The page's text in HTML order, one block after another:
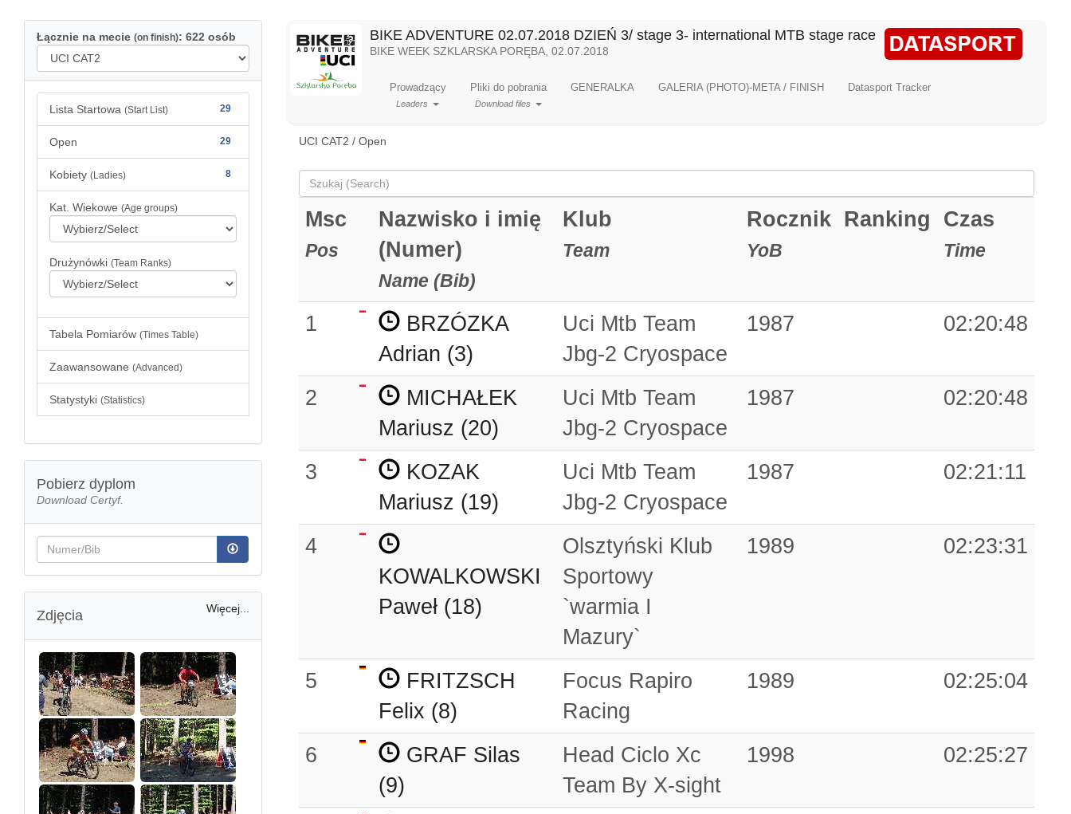
Łącznie na mecie (on finish): 622 osób
Lista Startowa (Start List) 29
Open 29
Kobiety (Ladies) 8
Kat. Wiekowe (Age groups)
Drużynówki (Team Ranks)
Tabela Pomiarów (Times Table)
Zaawansowane (Advanced)
Statystyki (Statistics)
Pobierz dyplom
Download Certyf.
Więcej...
Zdjęcia
BIKE ADVENTURE 02.07.2018 DZIEŃ 3/ stage 3- international MTB stage race
BIKE WEEK SZKLARSKA PORĘBA, 02.07.2018
Prowadzący
Leaders
Pliki do pobrania
Download files
GENERALKA GALERIA (PHOTO)-META / FINISH Datasport Tracker
UCI CAT2 / Open
Msc
Pos
Nazwisko i imię
(Numer)
Name (Bib)
Klub
Team
Rocznik
YoB
Ranking Czas
Time
1
BRZÓZKA
Adrian (3)
Uci Mtb Team
Jbg-2 Cryospace
1987 02:20:48
2
MICHAŁEK
Mariusz (20)
Uci Mtb Team
Jbg-2 Cryospace
1987 02:20:48
3
KOZAK
Mariusz (19)
Uci Mtb Team
Jbg-2 Cryospace
1987 02:21:11
4
KOWALKOWSKI
Paweł (18)
Olsztyński Klub
Sportowy
`warmia I
Mazury`
1989 02:23:31
5
FRITZSCH
Felix (8)
Focus Rapiro
Racing
1989 02:25:04
6
GRAF Silas
(9)
Head Ciclo Xc
Team By X-sight
1998 02:25:27